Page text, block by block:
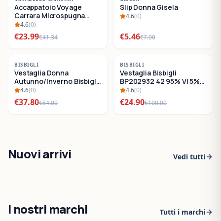
SALDI
Accappatoio Voyage
Carrara Microspugna
Cotone
4.6(0)
€23.99€41.34
SALDI
Slip Donna Gisela
4.6(0)
€5.46€7.00
-30 %
SALDI
BISBIGLI
Vestaglia Donna
Autunno/Inverno Bisbigli
BO288632
4.6(0)
€37.80€54.00
-75 %
SALDI
BISBIGLI
Vestaglia Bisbigli
BP202932 42 95% VI 5%
EA4.6(0)
€24.90€100.00
Nuovi arrivi Vedi tutti
I nostri marchi Tutti i marchi